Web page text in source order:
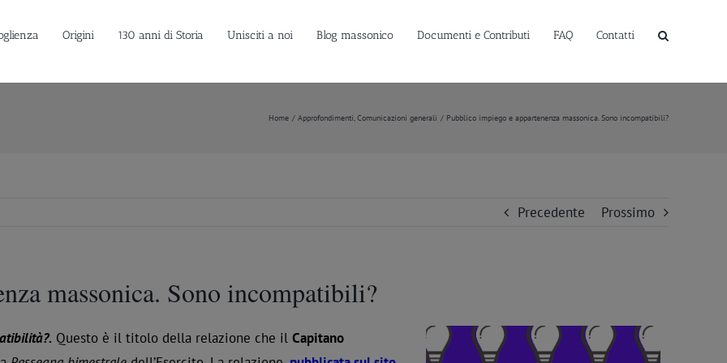
Origini 130 anni di Storia Unisciti a noi Blog massonico Documenti e Contributi FAQ Contatti
Home Approfondimenti Comunicazioni generali Pubblico impiego e appartenenza massonica. Sono incompatibili?
Precedente Prossimo
massonica. Sono incompatibili?
Questo è il titolo della relazione che il Capitano